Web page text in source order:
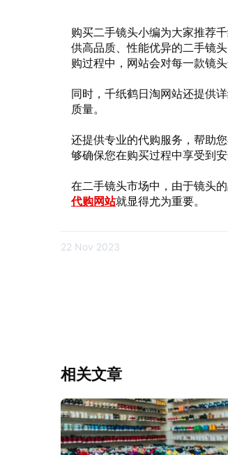
购买二手镜头小编为大家推荐
供高品质、性能优异的二手镜
购过程中，网站会对每一款镜
同时，千纸鹤日淘网站还提供
质量。
还提供专业的代购服务，帮助
够确保您在购买过程中享受到安
在二手镜头市场中，由于镜头
代购网站就显得尤为重要。
22 Nov 2023
相关文章